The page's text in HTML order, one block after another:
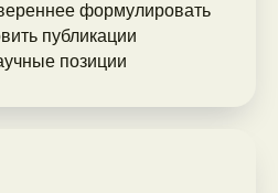
формулировать
публикации
позиции